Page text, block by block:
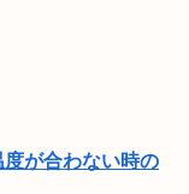
が合わない時の